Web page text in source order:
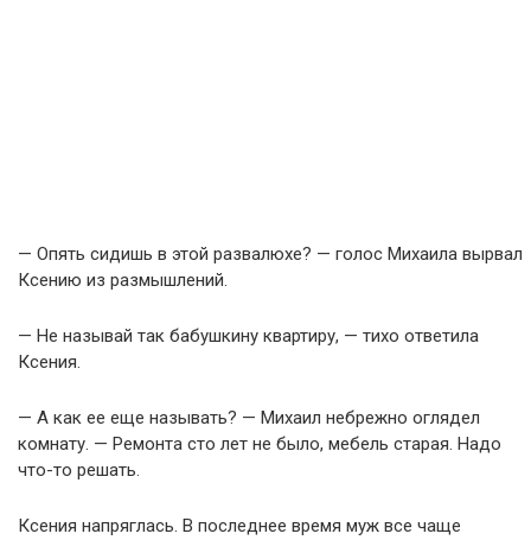
— Опять сидишь в этой развалюхе? — голос Михаила вырвал
Ксению из размышлений.
— Не называй так бабушкину квартиру, — тихо ответила
Ксения.
— А как ее еще называть? — Михаил небрежно оглядел
комнату. — Ремонта сто лет не было, мебель старая. Надо
что-то решать.
Ксения напряглась. В последнее время муж все чаще